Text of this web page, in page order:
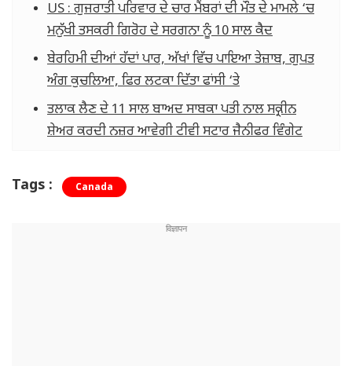
US : ਗੁਜਰਾਤੀ ਪਰਿਵਾਰ ਦੇ ਚਾਰ ਮੈਂਬਰਾਂ ਦੀ ਮੌਤ ਦੇ ਮਾਮਲੇ ‘ਚ
ਮਨੁੱਖੀ ਤਸਕਰੀ ਗਿਰੋਹ ਦੇ ਸਰਗਨਾ ਨੂੰ 10 ਸਾਲ ਕੈਦ
ਬੇਰਹਿਮੀ ਦੀਆਂ ਹੱਦਾਂ ਪਾਰ, ਅੱਖਾਂ ਵਿੱਚ ਪਾਇਆ ਤੇਜ਼ਾਬ, ਗੁਪਤ
ਅੰਗ ਕੁਚਲਿਆ, ਫਿਰ ਲਟਕਾ ਦਿੱਤਾ ਫਾਂਸੀ ‘ਤੇ
ਤਲਾਕ ਲੈਣ ਦੇ 11 ਸਾਲ ਬਾਅਦ ਸਾਬਕਾ ਪਤੀ ਨਾਲ ਸਕ੍ਰੀਨ
ਸ਼ੇਅਰ ਕਰਦੀ ਨਜ਼ਰ ਆਵੇਗੀ ਟੀਵੀ ਸਟਾਰ ਜੈਨੀਫਰ ਵਿੰਗੇਟ
Tags : Canada